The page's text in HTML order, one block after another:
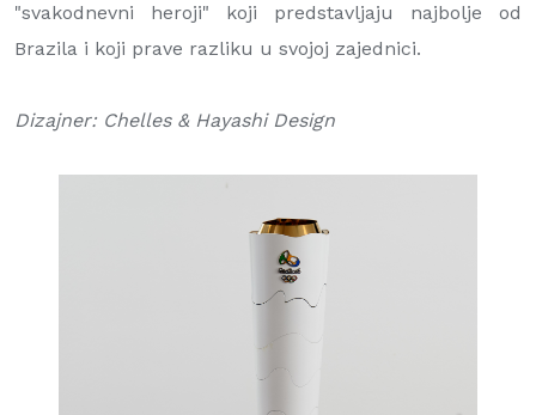
"svakodnevni heroji" koji predstavljaju najbolje od
Brazila i koji prave razliku u svojoj zajednici.
Dizajner: Chelles & Hayashi Design